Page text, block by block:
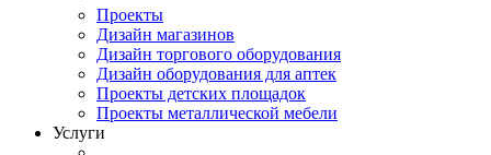
Проекты
Дизайн магазинов
Дизайн торгового оборудования
Дизайн оборудования для аптек
Проекты детских площадок
Проекты металлической мебели
Услуги